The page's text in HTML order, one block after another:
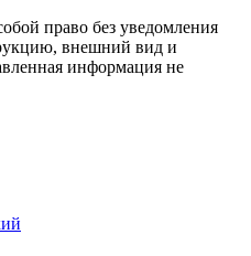
право без уведомления
внешний вид и
информация не